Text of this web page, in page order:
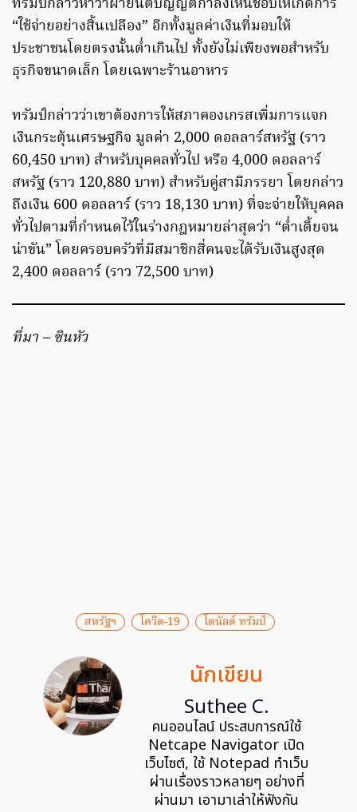
“ใช้จ่ายอย่างสิ้นเปลือง” อีกทั้งมูลค่าเงินที่มอบให้
ประชาชนโดยตรงนั้นต่ำเกินไป ทั้งยังไม่เพียงพอสำหรับ
ธุรกิจขนาดเล็ก โดยเฉพาะร้านอาหาร
ทรัมป์กล่าวว่าเขาต้องการให้สภาคองเกรสเพิ่มการแจก
เงินกระตุ้นเศรษฐกิจ มูลค่า 2,000 ดอลลาร์สหรัฐ (ราว
60,450 บาท) สำหรับบุคคลทั่วไป หรือ 4,000 ดอลลาร์
สหรัฐ (ราว 120,880 บาท) สำหรับคู่สามีภรรยา โดยกล่าว
ถึงเงิน 600 ดอลลาร์ (ราว 18,130 บาท) ที่จะจ่ายให้บุคคล
ทั่วไปตามที่กำหนดไว้ในร่างกฎหมายล่าสุดว่า “ต่ำเตี้ยจน
น่าขัน” โดยครอบครัวที่มีสมาชิกสี่คนจะได้รับเงินสูงสุด
2,400 ดอลลาร์ (ราว 72,500 บาท)
ที่มา – ซินหัว
สหรัฐฯ โควิด-19 โดนัลด์ ทรัมป์
นักเขียน
Suthee C.
คนออนไลน์ ประสบการณ์ใช้
Netcape Navigator เปิด
เว็บไซต์, ใช้ Notepad ทำเว็บ
ผ่านเรื่องราวหลายๆ อย่างที่
ผ่านมา เอามาเล่าให้ฟังกัน